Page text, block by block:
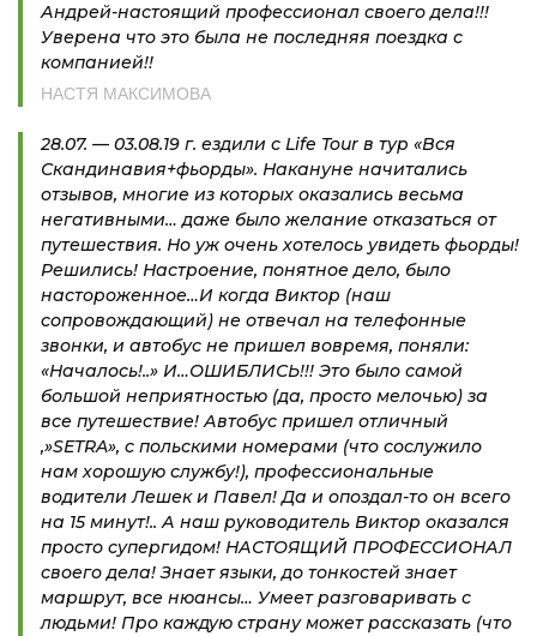
Андрей-настоящий профессионал своего дела!!!
Уверена что это была не последняя поездка с
компанией!!
НАСТЯ МАКСИМОВА
28.07. — 03.08.19 г. ездили с Life Tour в тур «Вся
Скандинавия+фьорды». Накануне начитались
отзывов, многие из которых оказались весьма
негативными… даже было желание отказаться от
путешествия. Но уж очень хотелось увидеть фьорды!
Решились! Настроение, понятное дело, было
настороженное…И когда Виктор (наш
сопровождающий) не отвечал на телефонные
звонки, и автобус не пришел вовремя, поняли:
«Началось!..» И…ОШИБЛИСЬ!!! Это было самой
большой неприятностью (да, просто мелочью) за
все путешествие! Автобус пришел отличный
,»SETRA», с польскими номерами (что сослужило
нам хорошую службу!), профессиональные
водители Лешек и Павел! Да и опоздал-то он всего
на 15 минут!.. А наш руководитель Виктор оказался
просто супергидом! НАСТОЯЩИЙ ПРОФЕССИОНАЛ
своего дела! Знает языки, до тонкостей знает
маршрут, все нюансы… Умеет разговаривать с
людьми! Про каждую страну может рассказать (что